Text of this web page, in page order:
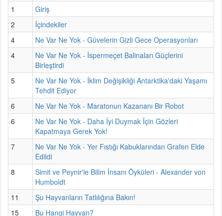
1
Giriş
2
İçindekiler
4
Ne Var Ne Yok - Güvelerin Gizli Gece Operasyonları
4
Ne Var Ne Yok - İspermeçet Balinaları Güçlerini
Birleştirdi
5
Ne Var Ne Yok - İklim Değişikliği Antarktika'daki Yaşamı
Tehdit Ediyor
6
Ne Var Ne Yok - Maratonun Kazananı Bir Robot
6
Ne Var Ne Yok - Daha İyi Duymak İçin Gözleri
Kapatmaya Gerek Yok!
7
Ne Var Ne Yok - Yer Fıstığı Kabuklarından Grafen Elde
Edildi
8
Simit ve Peynir'le Bilim İnsanı Öyküleri - Alexander von
Humboldt
11
Şu Hayvanların Tatlılığına Bakın!
15
Bu Hangi Hayvan?